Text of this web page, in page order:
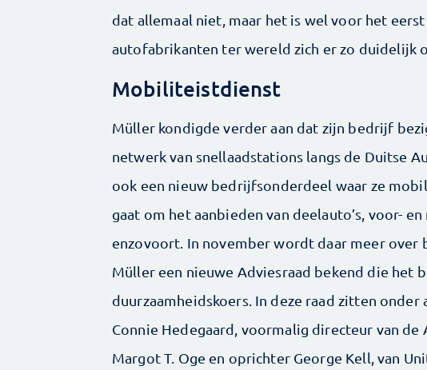
dat allemaal niet, maar het is wel voor het
autofabrikanten ter wereld zich er zo duidelijk
Mobiliteistdienst
Müller kondigde verder aan dat zijn bedrijf
netwerk van snellaadstations langs de Duitse
ook een nieuw bedrijfsonderdeel waar ze
gaat om het aanbieden van deelauto’s, voor-
enzovoort. In november wordt daar meer over
Müller een nieuwe Adviesraad bekend die het
duurzaamheidskoers. In deze raad zitten
Connie Hedegaard, voormalig directeur van de
Margot T. Oge en oprichter George Kell, van